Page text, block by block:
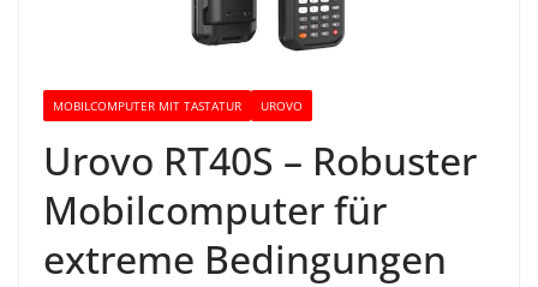
MOBILCOMPUTER MIT TASTATUR UROVO
Urovo RT40S – Robuster
Mobilcomputer für
extreme Bedingungen